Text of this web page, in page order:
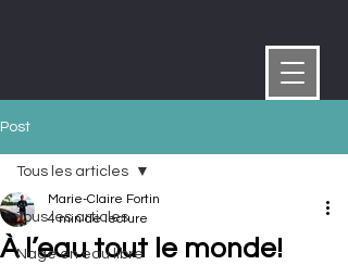
Post
Tous les articles
Nage en eau libre
Tous les articles
À l’eau tout le monde!
Marie-Claire Fortin
4 min de lecture